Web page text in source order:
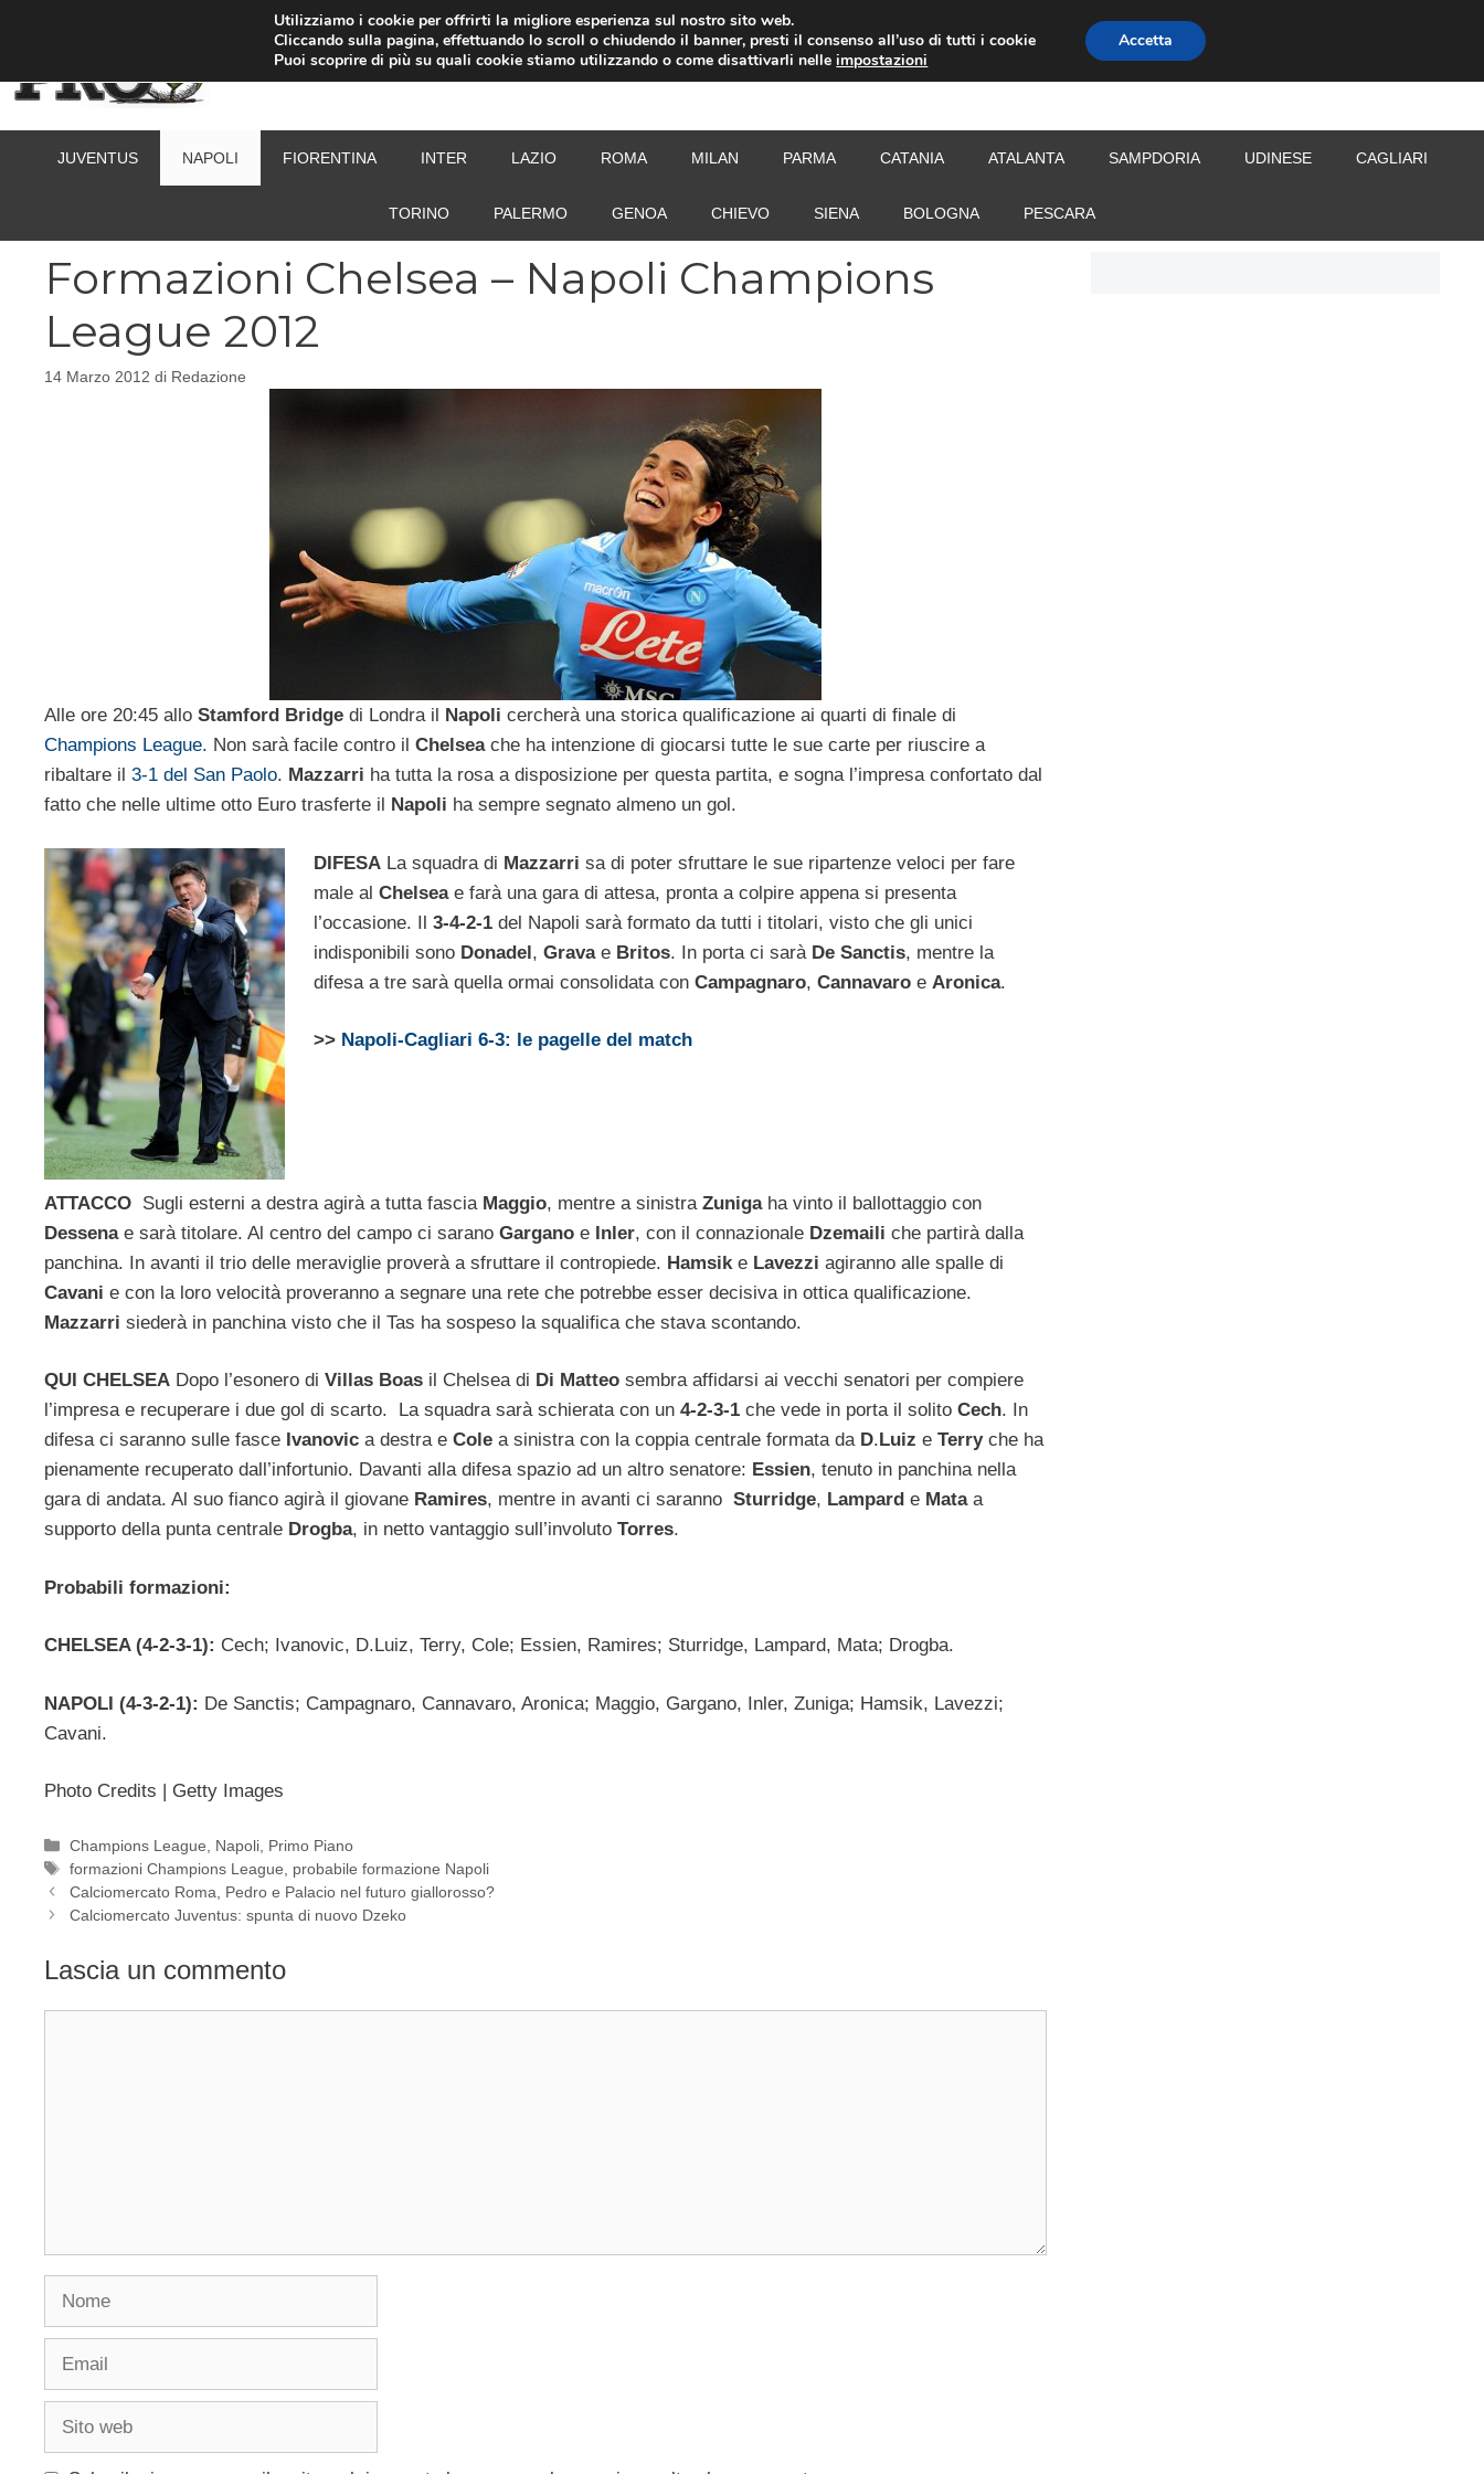
CALCIOMERCATO
JUVENTUS NAPOLI FIORENTINA INTER LAZIO ROMA MILAN PARMA CATANIA ATALANTA SAMPDORIA UDINESE CAGLIARI
TORINO PALERMO GENOA CHIEVO SIENA BOLOGNA PESCARA
Formazioni Chelsea – Napoli Champions
League 2012
14 Marzo 2012 di Redazione
Alle ore 20:45 allo Stamford Bridge di Londra il Napoli cercherà una storica qualificazione ai quarti di finale di
Champions League. Non sarà facile contro il Chelseache ha intenzione di giocarsi tutte le sue carte per riuscire a
ribaltare il 3-1 del San Paolo. Mazzarri ha tutta la rosa a disposizione per questa partita, e sogna l’impresa confortato dal
fatto che nelle ultime otto Euro trasferte il
Napoli ha sempre segnato almeno un gol.
DIFESALa squadra di Mazzarri sa di poter sfruttare le sue ripartenze veloci per fare
male al Chelseae farà una gara di attesa, pronta a colpire appena si presenta
l’occasione. Il 3-4-2-1del Napoli sarà formato da tutti i titolari, visto che gli unici
indisponibili sono Donadel, Gravae Britos. In porta ci sarà De Sanctis, mentre la
difesa a tre sarà quella ormai consolidata con Campagnaro, Cannavaroe Aronica.
>> Napoli-Cagliari 6-3: le pagelle del match
ATTACCO Sugli esterni a destra agirà a tutta fascia Maggio, mentre a sinistra Zunigaha vinto il ballottaggio con
Dessenae sarà titolare. Al centro del campo ci sarano Gargano e Inler, con il connazionale Dzemaili che partirà dalla
panchina. In avanti il trio delle meraviglie proverà a sfruttare il contropiede. Hamsik e Lavezzi agiranno alle spalle di
Cavani e con la loro velocità proveranno a segnare una rete che potrebbe esser decisiva in ottica qualificazione.
Mazzarri siederà in panchina visto che il Tas ha sospeso la squalifica che stava scontando.
QUI CHELSEA Dopo l’esonero di Villas Boas il Chelsea di Di Matteo sembra affidarsi ai vecchi senatori per compiere
l’impresa e recuperare i due gol di scarto. La squadra sarà schierata con un 4-2-3-1 che vede in porta il solito Cech. In
difesa ci saranno sulle fasce Ivanovic a destra e Cole a sinistra con la coppia centrale formata da D. Luiz e Terryche ha
pienamente recuperato dall’infortunio. Davanti alla difesa spazio ad un altro senatore: Essien, tenuto in panchina nella
gara di andata. Al suo fianco agirà il giovane Ramires, mentre in avanti ci saranno Sturridge, Lampard e Mataa
supporto della punta centrale Drogba, in netto vantaggio sull’involuto Torres.
Probabili formazioni:
CHELSEA (4-2-3-1): Cech; Ivanovic, D.Luiz, Terry, Cole; Essien, Ramires; Sturridge, Lampard, Mata; Drogba.
NAPOLI (4-3-2-1): De Sanctis; Campagnaro, Cannavaro, Aronica; Maggio, Gargano, Inler, Zuniga; Hamsik, Lavezzi;
Cavani.
Photo Credits | Getty Images
Categorie
Champions League Napoli Primo Piano
Tag
formazioni Champions League
probabile formazione Napoli
Calciomercato Roma, Pedro e Palacio nel futuro giallorosso?
Calciomercato Juventus: spunta di nuovo Dzeko
Lascia un commento
Nome
Email
Sito
Utilizziamo i cookie per offrirti la migliore esperienza sul nostro sito web.
Cliccando sulla pagina, effettuando lo scroll o chiudendo il banner, presti il consenso all’uso di tutti i cookie
Puoi scoprire di più su quali cookie stiamo utilizzando o come disattivarli nelleimpostazioni
Accetta